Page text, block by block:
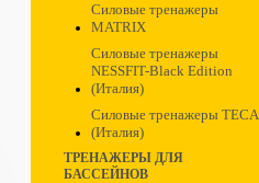
Силовые тренажеры
MATRIX
Силовые тренажеры
NESSFIT-Black Edition
(Италия)
Силовые тренажеры TECA
(Италия)
ТРЕНАЖЕРЫ ДЛЯ
БАССЕЙНОВ